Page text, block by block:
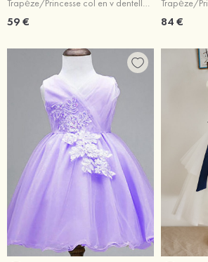
Trapèze/Princesse col en v dentelle tulle longueur genou robe de fille de fleur
59 € 84 €